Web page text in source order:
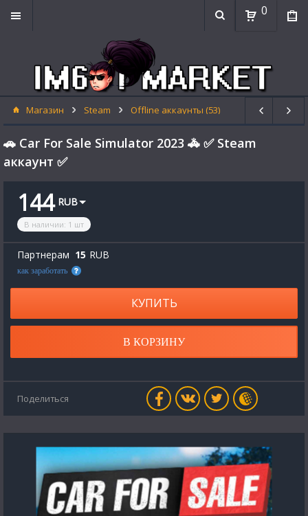
0
Магазин Steam Offline аккаунты (53)
🚗 Car For Sale Simulator 2023 🚓 ✅ Steam
аккаунт ✅
144 RUB
В наличии: 1 шт
Партнерам 15 RUB
как заработать
КУПИТЬ
В КОРЗИНУ
Поделиться